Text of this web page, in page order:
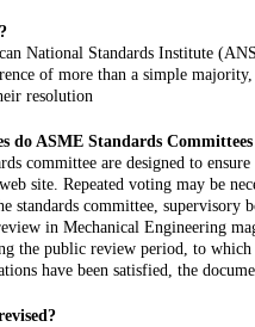
National Standards Institute
of more than a simple
resolution
do ASME Standards
committee are designed to
site. Repeated voting may be
standards committee,
in Mechanical Engineering
the public review period, to
have been satisfied, the